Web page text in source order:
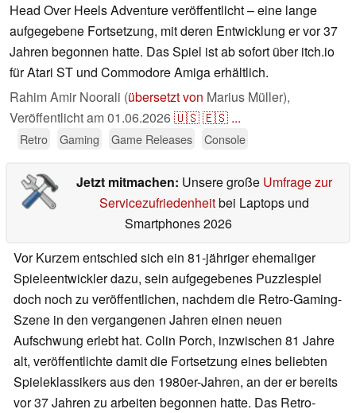
Head Over Heels Adventure veröffentlicht – eine lange
aufgegebene Fortsetzung, mit deren Entwicklung er vor 37
Jahren begonnen hatte. Das Spiel ist ab sofort über itch.io
für Atari ST und Commodore Amiga erhältlich.
Rahim Amir Noorali (übersetzt von Marius Müller),
Veröffentlicht am01.06.2026🇺🇸🇪🇸 ...
Retro Gaming Game Releases Console
Jetzt mitmachen: Unsere große Umfrage zur
Servicezufriedenheitbei Laptops und
Smartphones 2026
Vor Kurzem entschied sich ein 81-jähriger ehemaliger
Spieleentwickler dazu, sein aufgegebenes Puzzlespiel
doch noch zu veröffentlichen, nachdem die Retro-Gaming-
Szene in den vergangenen Jahren einen neuen
Aufschwung erlebt hat. Colin Porch, inzwischen 81 Jahre
alt, veröffentlichte damit die Fortsetzung eines beliebten
Spieleklassikers aus den 1980er-Jahren, an der er bereits
vor 37 Jahren zu arbeiten begonnen hatte. Das Retro-